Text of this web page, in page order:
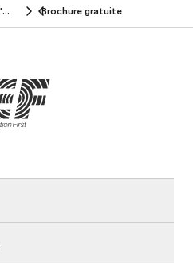
EF Cours de Langues à l'Étranger (18+ ans) Brochure gratuite